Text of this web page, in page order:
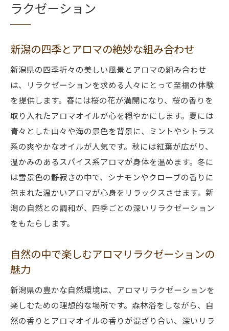
ラクゼーション
新潟の四季とアロマの絶妙な組み合わせ
新潟県の四季折々の美しい風景とアロマの組み合わせ
は、リラクゼーションを求める人々にとって至福の体験
を提供します。春には桜の花が満開になり、桜の香りを
取り入れたアロマオイルが心を穏やかにします。夏には
青々とした山々や海の景色を背景に、ミントやシトラス
系の爽やかなオイルが人気です。秋には紅葉が広がり、
温かみのあるスパイス系アロマが身体を温めます。冬に
は雪景色の静寂さの中で、シナモンやクローブの香りに
包まれた温かいアロマが心身をリラックスさせます。新
潟の自然との調和が、四季ごとの深いリラクゼーション
をもたらします。
自然の中で楽しむアロマリラクゼーションの
魅力
新潟県の豊かな自然環境は、アロマリラクゼーションを
楽しむための理想的な場所です。森林浴をしながら、自
然の香りとアロマオイルの香りが混ざり合い、深いリラ